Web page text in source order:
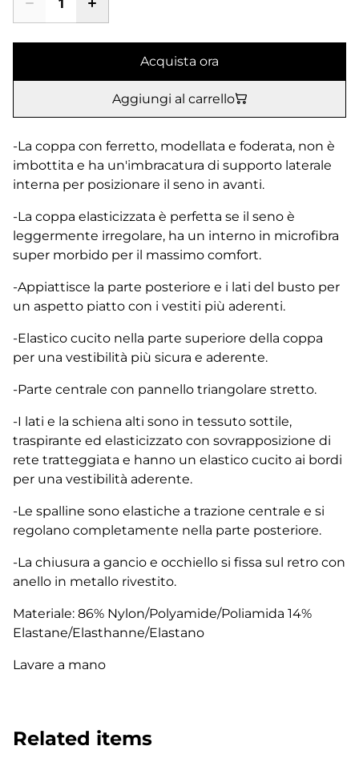
Acquista ora
Aggiungi al carrello
-La coppa con ferretto, modellata e foderata, non è
imbottita e ha un'imbracatura di supporto laterale
interna per posizionare il seno in avanti.
-La coppa elasticizzata è perfetta se il seno è
leggermente irregolare, ha un interno in microfibra
super morbido per il massimo comfort.
-Appiattisce la parte posteriore e i lati del busto per
un aspetto piatto con i vestiti più aderenti.
-Elastico cucito nella parte superiore della coppa
per una vestibilità più sicura e aderente.
-Parte centrale con pannello triangolare stretto.
-I lati e la schiena alti sono in tessuto sottile,
traspirante ed elasticizzato con sovrapposizione di
rete tratteggiata e hanno un elastico cucito ai bordi
per una vestibilità aderente.
-Le spalline sono elastiche a trazione centrale e si
regolano completamente nella parte posteriore.
-La chiusura a gancio e occhiello si fissa sul retro con
anello in metallo rivestito.
Materiale: 86% Nylon/Polyamide/Poliamida 14%
Elastane/Elasthanne/Elastano
Lavare a mano
Related items